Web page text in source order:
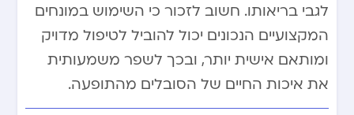
לגבי בריאותו. חשוב לזכור כי השימוש במונחים
המקצועיים הנכונים יכול להוביל לטיפול מדויק
ומותאם אישית יותר, ובכך לשפר משמעותית
את איכות החיים של הסובלים מהתופעה.